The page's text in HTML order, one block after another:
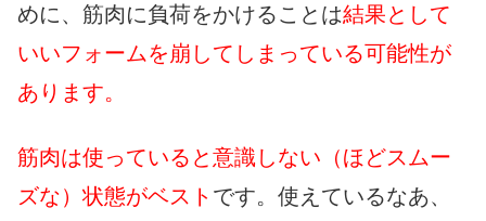
めに、筋肉に負荷をかけることは結果として
いいフォームを崩してしまっている可能性が
あります。
筋肉は使っていると意識しない（ほどスムー
ズな）状態がベスト です。使えているなあ、